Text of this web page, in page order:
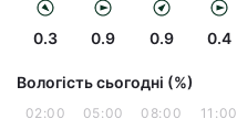
0.3 0.9 0.9 0.4
Вологість сьогодні (%)
02:00 05:00 08:00 11:00